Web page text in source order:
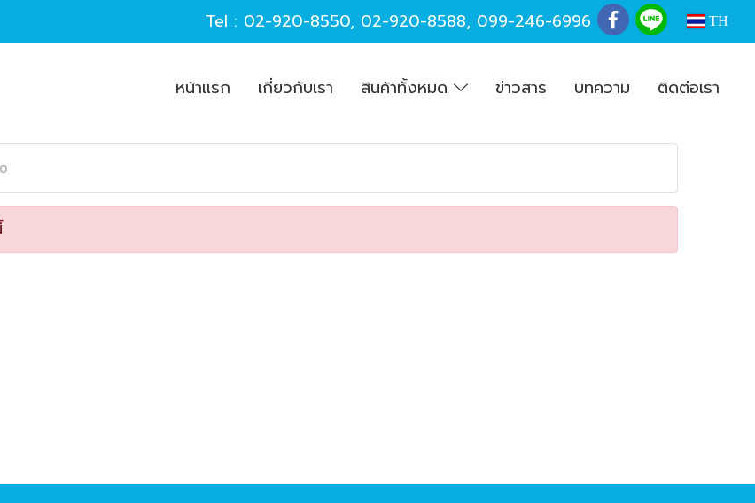
Tel : 02-920-8550, 02-920-8588, 099-246-6996 TH
หน้าแรก เกี่ยวกับเรา สินค้าทั้งหมด ข่าวสาร บทความ ติดต่อเรา